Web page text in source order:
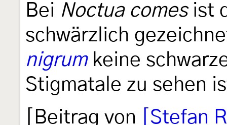
Bei Noctua comesist
schwärzlich
nigrumkeine
Stigmatale zu sehen
[Beitrag von
[Stefan